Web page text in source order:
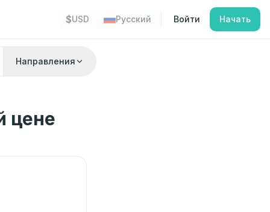
$USD Русский Войти Начать
Направления
цене